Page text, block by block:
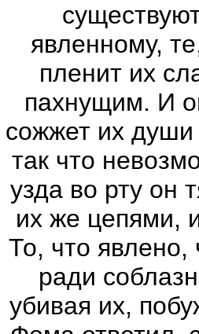
явленному,
пленит их
пахнущим. И
сожжет их души
так что
узда во рту он
их же цепями,
То, что явлено,
ради
убивая их,